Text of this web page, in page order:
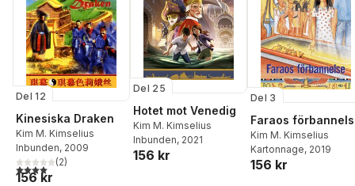
Del 12
Kinesiska Draken
Kim M. Kimselius
Inbunden, 2009
4,0utav 5 stjärnor. Totalt antal röster:
(2)
156 kr
Del 25
Hotet mot Venedig
Kim M. Kimselius
Inbunden, 2021
156 kr
Del 3
Faraos
Kim M. Kimselius
Kartonnage, 2019
156 kr